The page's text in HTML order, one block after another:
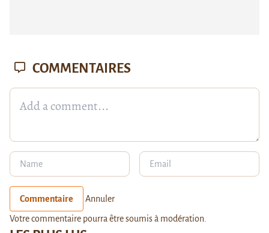
COMMENTAIRES
Commentaire Annuler
Votre commentaire pourra être soumis à modération.